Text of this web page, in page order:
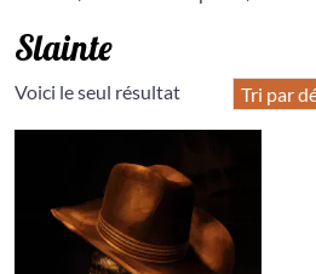
Slainte
Voici le seul résultat